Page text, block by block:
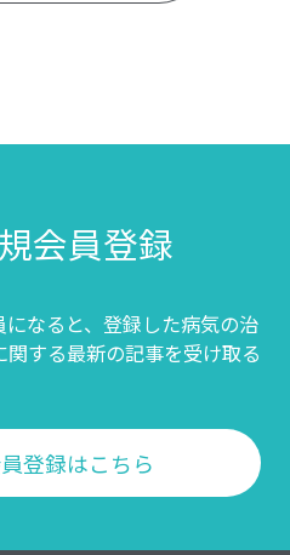
会員登録
なると、登録した病気の治
関する最新の記事を受け取る
登録はこちら